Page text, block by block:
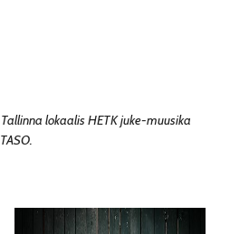
lokaalis HETK juke-muusika